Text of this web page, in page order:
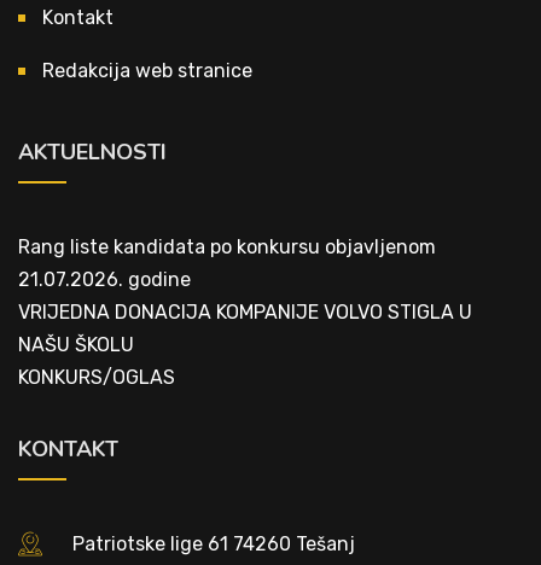
Kontakt
Redakcija web stranice
AKTUELNOSTI
Rang liste kandidata po konkursu objavljenom
21.07.2026. godine
VRIJEDNA DONACIJA KOMPANIJE VOLVO STIGLA U
NAŠU ŠKOLU
KONKURS/OGLAS
KONTAKT
Patriotske lige 61 74260 Tešanj